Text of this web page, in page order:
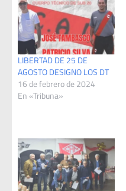
LIBERTAD DE 25 DE
AGOSTO DESIGNO LOS DT
16 de febrero de 2024
En «Tribuna»